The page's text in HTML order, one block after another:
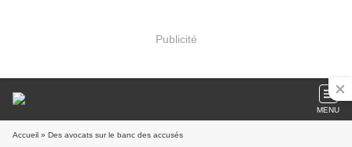
Publicité
MENU
Accueil » Des avocats sur le banc des accusés